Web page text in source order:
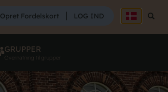
SØG
Søg
Opret Fordelskort LOG IND
GRUPPER
Overnatning til grupper